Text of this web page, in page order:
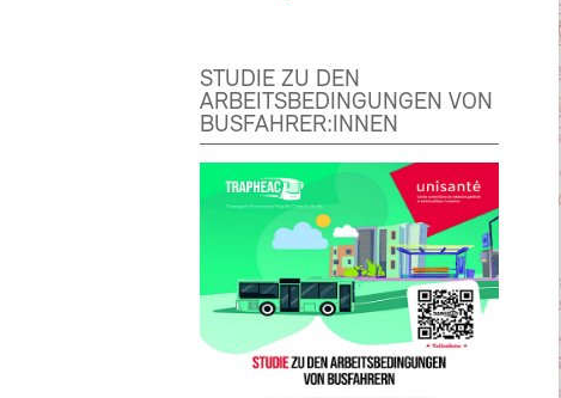
STUDIE ZU DEN
ARBEITSBEDINGUNGEN VON
BUSFAHRER:INNEN